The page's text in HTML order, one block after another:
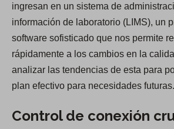
ingresan en un sistema de
información de laboratorio (LIMS), un
software sofisticado que nos permite
rápidamente a los cambios en la
analizar las tendencias de esta para
plan efectivo para necesidades futuras.
Control de conexión